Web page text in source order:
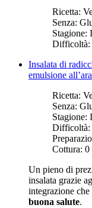
Ricetta:
Senza:
Stagione:
Difficoltà:
Insalata di
emulsione
Ricetta:
Senza:
Stagione:
Difficoltà:
Cottura: 0
Un pieno di
insalata grazie
integrazione
buona salute.